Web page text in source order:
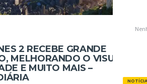
2 RECEBE GRANDE
MELHORANDO O VISUAL,
E MUITO MAIS –